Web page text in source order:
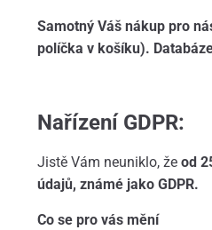
Samotný Váš nákup pro
políčka v košíku).
Nařízení GDPR:
Jistě Vám neuniklo, že od
údajů, známé jako GDPR.
Co se pro vás mění